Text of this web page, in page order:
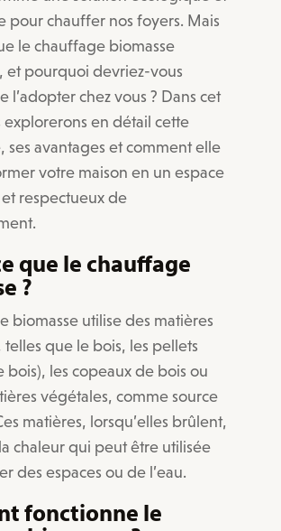
pour chauffer nos foyers. Mais
le chauffage biomasse
et pourquoi devriez-vous
l’adopter chez vous ? Dans cet
explorerons en détail cette
ses avantages et comment elle
votre maison en un espace
respectueux de
que le chauffage
?
biomasse utilise des matières
que le bois, les pellets
bois), les copeaux de bois ou
végétales, comme source
matières, lorsqu’elles brûlent,
chaleur qui peut être utilisée
des espaces ou de l’eau.
fonctionne le